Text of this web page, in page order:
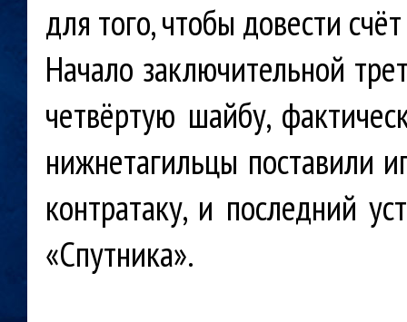
для того, чтобы довести
Начало заключительной
четвёртую шайбу,
нижнетагильцы поставили
контратаку, и последний
«Спутника».